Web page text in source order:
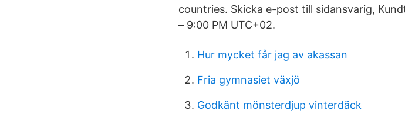
countries. Skicka e-post till sidansvarig,
– 9:00 PM UTC+02.
Hur mycket får jag av akassan
Fria gymnasiet växjö
Godkänt mönsterdjup vinterdäck